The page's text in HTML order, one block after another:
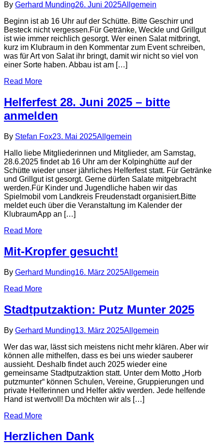
By Gerhard Munding26. Juni 2025Allgemein
Beginn ist ab 16 Uhr auf der Schütte. Bitte Geschirr und
Besteck nicht vergessen.Für Getränke, Weckle und Grillgut
ist wie immer reichlich gesorgt. Wer einen Salat mitbringt,
kurz im Klubraum in den Kommentar zum Event schreiben,
was für Art von Salat ihr bringt, damit wir nicht so viel von
einer Sorte haben. Abbau ist am […]
Read More
Helferfest 28. Juni 2025 – bitte
anmelden
By Stefan Fox23. Mai 2025Allgemein
Hallo liebe Mitgliederinnen und Mitglieder, am Samstag,
28.6.2025 findet ab 16 Uhr am der Kolpinghütte auf der
Schütte wieder unser jährliches Helferfest statt. Für Getränke
und Grillgut ist gesorgt. Gerne dürfen Salate mitgebracht
werden.Für Kinder und Jugendliche haben wir das
Spielmobil vom Landkreis Freudenstadt organisiert.Bitte
meldet euch über die Veranstaltung im Kalender der
KlubraumApp an […]
Read More
Mit-Kropfer gesucht!
By Gerhard Munding16. März 2025Allgemein
Read More
Stadtputzaktion: Putz Munter 2025
By Gerhard Munding13. März 2025Allgemein
Wer das war, lässt sich meistens nicht mehr klären. Aber wir
können alle mithelfen, dass es bei uns wieder sauberer
aussieht. Deshalb findet auch 2025 wieder eine
gemeinsame Stadtputzaktion statt. Unter dem Motto „Horb
putzmunter“ können Schulen, Vereine, Gruppierungen und
private Helferinnen und Helfer aktiv werden. Jede helfende
Hand ist wertvoll! Da möchten wir als […]
Read More
Herzlichen Dank